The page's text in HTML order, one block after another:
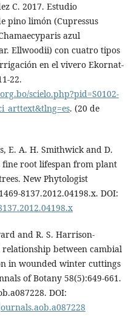
C. 2017. Estudio
pino limón (Cupressus
azul
Ellwoodii) con cuatro tipos
en el vivero Ekornat-
22.
scielo.php?pid=S0102-
. (20 de
E. A. H. Smithwick and D.
fine root lifespan from plant
New Phytologist
8137.2012.04198.x. DOI:
and R. S. Harrison-
between cambial
in wounded winter cuttings
of Botany 58(5):649-661.
DOI: